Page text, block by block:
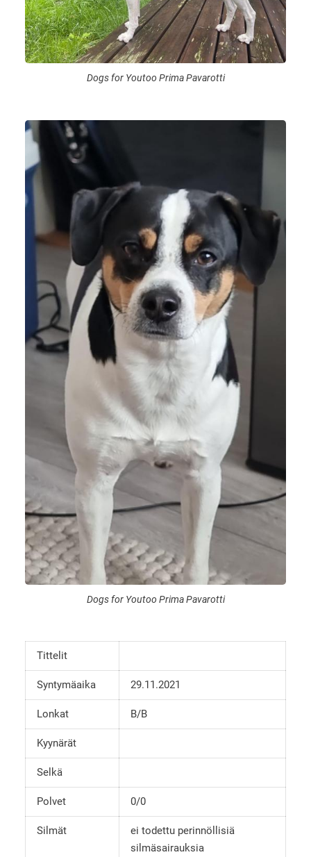
Dogs for Youtoo Prima Pavarotti
Dogs for Youtoo Prima Pavarotti
Tittelit
Syntymäaika 29.11.2021
Lonkat B/B
Kyynärät
Selkä
Polvet 0/0
Silmät
ei todettu perinnöllisiä
silmäsairauksia